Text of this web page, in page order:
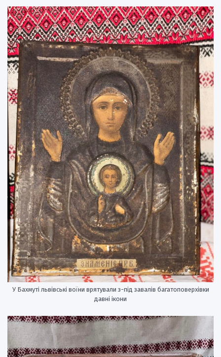
У Бахмуті львівські воїни врятували з-під завалів багатоповерхівки
давні ікони